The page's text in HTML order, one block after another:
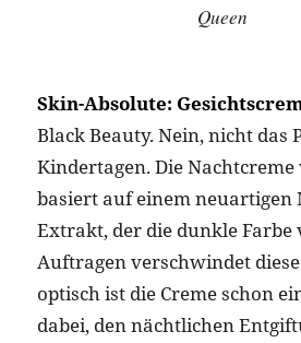
Queen
Skin-Absolute:
Black Beauty. Nein, nicht das
Kindertagen. Die
basiert auf einem neuartigen
Extrakt, der die dunkle Farbe
Auftragen verschwindet
optisch ist die Creme schon
dabei, den nächtlichen